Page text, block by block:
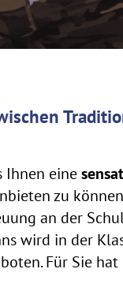
Ihnen eine
zu
an der
wird in der
Für Sie